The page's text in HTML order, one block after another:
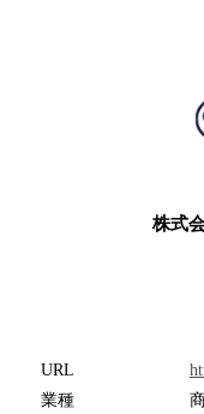
株式
URL
業種